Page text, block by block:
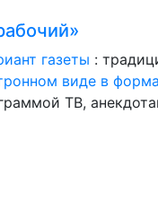
газеты :
виде в
ТВ,